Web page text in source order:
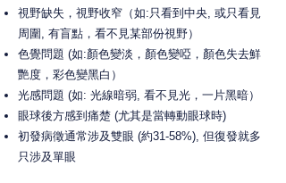
視野缺失，視野收窄（如:只看到中央, 或只看見
周圍, 有盲點，看不見某部份視野）
色覺問題 (如:顏色變淡，顏色變啞，顏色失去鮮
艷度，彩色變黑白）
光感問題 (如: 光線暗弱, 看不見光，一片黑暗）
眼球後方感到痛楚 (尤其是當轉動眼球時)
初發病徵通常涉及雙眼 (約31-58%), 但復發就多
只涉及單眼